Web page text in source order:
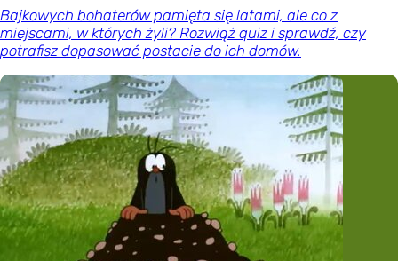
Bajkowych bohaterów pamięta się latami, ale co z
miejscami, w których żyli? Rozwiąż quiz i sprawdź, czy
potrafisz dopasować postacie do ich domów.